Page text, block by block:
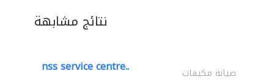
نتائج مشابهة
nss service centre.. صيانة مكيفات